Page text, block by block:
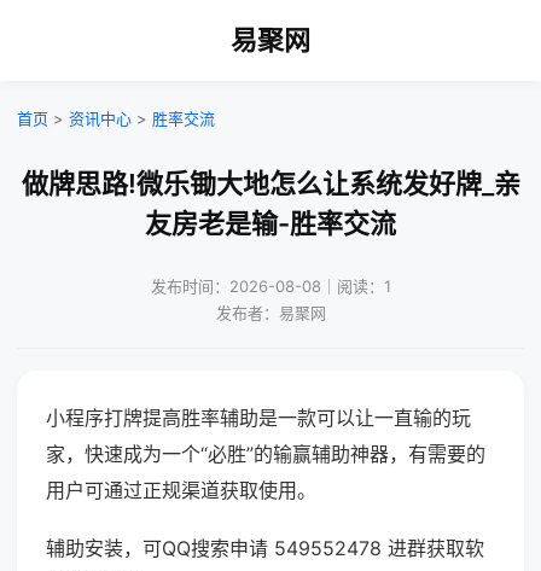
易聚网
首页 > 资讯中心 > 胜率交流
做牌思路!微乐锄大地怎么让系统发好牌_亲
友房老是输-胜率交流
发布时间：2026-08-08｜阅读：1
发布者：易聚网
小程序打牌提高胜率辅助是一款可以让一直输的玩
家，快速成为一个“必胜”的输赢辅助神器，有需要的
用户可通过正规渠道获取使用。
辅助安装，可QQ搜索申请 549552478 进群获取软